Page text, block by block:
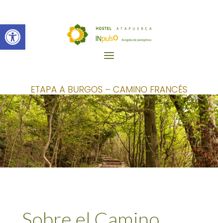
Abrir barra de herramientas
ETAPA A BURGOS – CAMINO FRANCÉS